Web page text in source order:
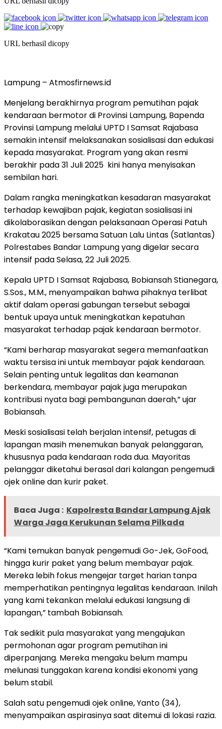
URL berhasil dicopy
Lampung – Atmosfirnews.id
Menjelang berakhirnya program pemutihan pajak
kendaraan bermotor di Provinsi Lampung, Bapenda
Provinsi Lampung melalui UPTD I Samsat Rajabasa
semakin intensif melaksanakan sosialisasi dan edukasi
kepada masyarakat. Program yang akan resmi
berakhir pada 31 Juli 2025 kini hanya menyisakan
sembilan hari.
Dalam rangka meningkatkan kesadaran masyarakat
terhadap kewajiban pajak, kegiatan sosialisasi ini
dikolaborasikan dengan pelaksanaan Operasi Patuh
Krakatau 2025 bersama Satuan Lalu Lintas (Satlantas)
Polrestabes Bandar Lampung yang digelar secara
intensif pada Selasa, 22 Juli 2025.
Kepala UPTD I Samsat Rajabasa, Bobiansah Stianegara,
S.Sos., M.M., menyampaikan bahwa pihaknya terlibat
aktif dalam operasi gabungan tersebut sebagai
bentuk upaya untuk meningkatkan kepatuhan
masyarakat terhadap pajak kendaraan bermotor.
“Kami berharap masyarakat segera memanfaatkan
waktu tersisa ini untuk membayar pajak kendaraan.
Selain penting untuk legalitas dan keamanan
berkendara, membayar pajak juga merupakan
kontribusi nyata bagi pembangunan daerah,” ujar
Bobiansah.
Meski sosialisasi telah berjalan intensif, petugas di
lapangan masih menemukan banyak pelanggaran,
khususnya pada kendaraan roda dua. Mayoritas
pelanggar diketahui berasal dari kalangan pengemudi
ojek online dan kurir paket.
Baca Juga : Kapolresta Bandar Lampung Ajak
Warga Jaga Kerukunan Selama Pilkada
“Kami temukan banyak pengemudi Go-Jek, GoFood,
hingga kurir paket yang belum membayar pajak.
Mereka lebih fokus mengejar target harian tanpa
memperhatikan pentingnya legalitas kendaraan. Inilah
yang kami tekankan melalui edukasi langsung di
lapangan,” tambah Bobiansah.
Tak sedikit pula masyarakat yang mengajukan
permohonan agar program pemutihan ini
diperpanjang. Mereka mengaku belum mampu
melunasi tunggakan karena kondisi ekonomi yang
belum stabil.
Salah satu pengemudi ojek online, Yanto (34),
menyampaikan aspirasinya saat ditemui di lokasi razia.